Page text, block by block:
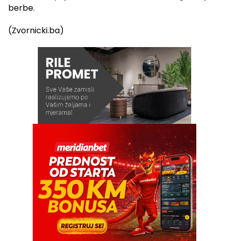
berbe.
(Zvornicki.ba)